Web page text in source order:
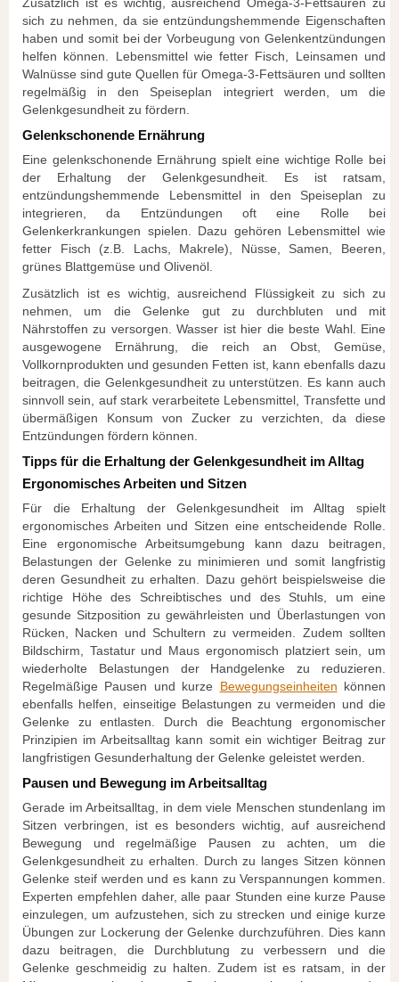
sich zu nehmen, da sie entzündungshemmende Eigenschaften
haben und somit bei der Vorbeugung von Gelenkentzündungen
helfen können. Lebensmittel wie fetter Fisch, Leinsamen und
Walnüsse sind gute Quellen für Omega-3-Fettsäuren und sollten
regelmäßig in den Speiseplan integriert werden, um die
Gelenkgesundheit zu fördern.
Gelenkschonende Ernährung
Eine gelenkschonende Ernährung spielt eine wichtige Rolle bei
der Erhaltung der Gelenkgesundheit. Es ist ratsam,
entzündungshemmende Lebensmittel in den Speiseplan zu
integrieren, da Entzündungen oft eine Rolle bei
Gelenkerkrankungen spielen. Dazu gehören Lebensmittel wie
fetter Fisch (z.B. Lachs, Makrele), Nüsse, Samen, Beeren,
grünes Blattgemüse und Olivenöl.
Zusätzlich ist es wichtig, ausreichend Flüssigkeit zu sich zu
nehmen, um die Gelenke gut zu durchbluten und mit
Nährstoffen zu versorgen. Wasser ist hier die beste Wahl. Eine
ausgewogene Ernährung, die reich an Obst, Gemüse,
Vollkornprodukten und gesunden Fetten ist, kann ebenfalls dazu
beitragen, die Gelenkgesundheit zu unterstützen. Es kann auch
sinnvoll sein, auf stark verarbeitete Lebensmittel, Transfette und
übermäßigen Konsum von Zucker zu verzichten, da diese
Entzündungen fördern können.
Tipps für die Erhaltung der Gelenkgesundheit im Alltag
Ergonomisches Arbeiten und Sitzen
Für die Erhaltung der Gelenkgesundheit im Alltag spielt
ergonomisches Arbeiten und Sitzen eine entscheidende Rolle.
Eine ergonomische Arbeitsumgebung kann dazu beitragen,
Belastungen der Gelenke zu minimieren und somit langfristig
deren Gesundheit zu erhalten. Dazu gehört beispielsweise die
richtige Höhe des Schreibtisches und des Stuhls, um eine
gesunde Sitzposition zu gewährleisten und Überlastungen von
Rücken, Nacken und Schultern zu vermeiden. Zudem sollten
Bildschirm, Tastatur und Maus ergonomisch platziert sein, um
wiederholte Belastungen der Handgelenke zu reduzieren.
Regelmäßige Pausen und kurze Bewegungseinheiten können
ebenfalls helfen, einseitige Belastungen zu vermeiden und die
Gelenke zu entlasten. Durch die Beachtung ergonomischer
Prinzipien im Arbeitsalltag kann somit ein wichtiger Beitrag zur
langfristigen Gesunderhaltung der Gelenke geleistet werden.
Pausen und Bewegung im Arbeitsalltag
Gerade im Arbeitsalltag, in dem viele Menschen stundenlang im
Sitzen verbringen, ist es besonders wichtig, auf ausreichend
Bewegung und regelmäßige Pausen zu achten, um die
Gelenkgesundheit zu erhalten. Durch zu langes Sitzen können
Gelenke steif werden und es kann zu Verspannungen kommen.
Experten empfehlen daher, alle paar Stunden eine kurze Pause
einzulegen, um aufzustehen, sich zu strecken und einige kurze
Übungen zur Lockerung der Gelenke durchzuführen. Dies kann
dazu beitragen, die Durchblutung zu verbessern und die
Gelenke geschmeidig zu halten. Zudem ist es ratsam, in der